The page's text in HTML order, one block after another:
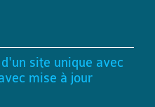
site unique avec
mise à jour